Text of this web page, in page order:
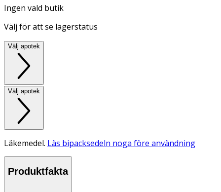
Ingen vald butik
Välj för att se lagerstatus
Välj apotek
Välj apotek
Läkemedel. Läs bipacksedeln noga före användning
Produktfakta